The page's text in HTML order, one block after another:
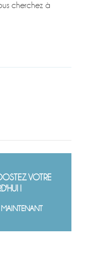
cherchez à
VOTRE
!
MAINTENANT